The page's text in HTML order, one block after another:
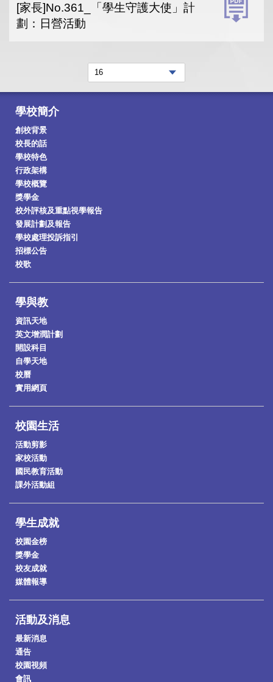
[家長]No.361_「學生守護大使」計
劃：日營活動
學校簡介
創校背景
校長的話
學校特色
行政架構
學校概覽
獎學金
校外評核及重點視學報告
發展計劃及報告
學校處理投訴指引
招標公告
校歌
學與教
資訊天地
英文增潤計劃
開設科目
自學天地
校曆
實用網頁
校園生活
活動剪影
家校活動
國民教育活動
課外活動組
學生成就
校園金榜
獎學金
校友成就
媒體報導
活動及消息
最新消息
通告
校園視頻
會訊